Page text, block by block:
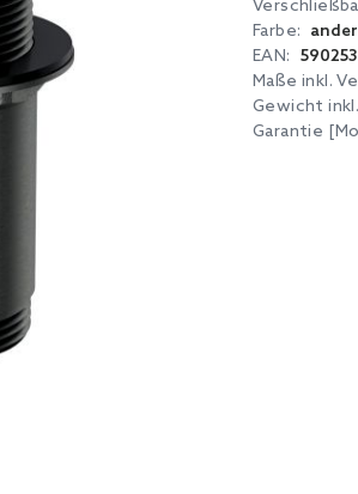
Farbe:
EAN:
Maße inkl.
Gewicht
Garantie